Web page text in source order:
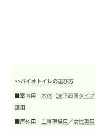
>>バイオトイレの選び方
■室内用本体（床下設置タイプ
護用
■屋外用 工事現場用 ／女性専用